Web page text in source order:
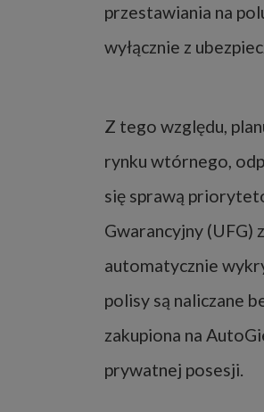
przestawiania na
wyłącznie z
Z tego względu,
rynku wtórnego,
się sprawą
Gwarancyjny
automatycznie
polisy są naliczane
zakupiona na
prywatnej posesji.